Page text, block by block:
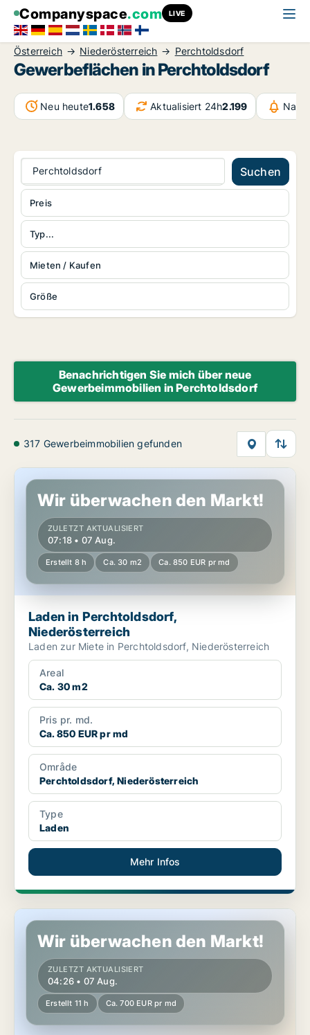
Companyspace.com LIVE
Österreich Niederösterreich Perchtoldsdorf
Gewerbeflächen in Perchtoldsdorf
Neu heute1.658 Aktualisiert 24h2.199
Perchtoldsdorf Suchen
Typ...
Mieten / Kaufen
Größe
Preis
Benachrichtigen Sie mich über neue
Gewerbeimmobilien in Perchtoldsdorf
317 Gewerbeimmobilien gefunden
Laden in Perchtoldsdorf, Niederösterreich
Wir überwachen den Markt!
ZULETZT AKTUALISIERT
07:18 • 07 Aug.
Erstellt 8 h Ca. 30 m2 Ca. 850 EUR pr md
Laden in Perchtoldsdorf,
Niederösterreich
Laden zur Miete in Perchtoldsdorf, Niederösterreich
Areal
Ca. 30 m2
Pris pr. md.
Ca. 850 EUR pr md
Område
Perchtoldsdorf, Niederösterreich
Type
Laden
Mehr Infos
Gewerbeimmobilien in Perchtoldsdorf, Niederösterreich
Wir überwachen den Markt!
ZULETZT AKTUALISIERT
04:26 • 07 Aug.
Erstellt 11 h Ca. 700 EUR pr md